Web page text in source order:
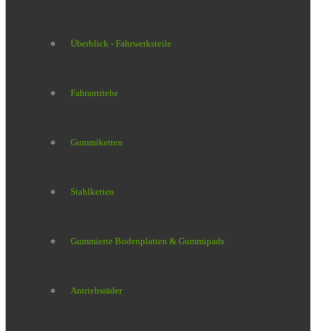
Überblick - Fahrwerksteile
Fahrantriebe
Gummiketten
Stahlketten
Gummierte Bodenplatten & Gummipads
Antriebsräder